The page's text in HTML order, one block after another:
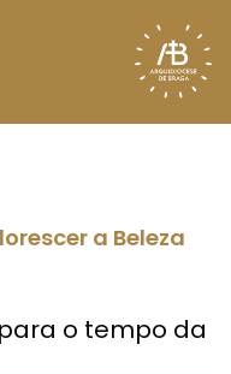
a Beleza
o tempo da